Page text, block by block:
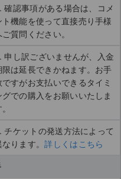
確認事項がある場合は、コメ
ト機能を使って直接売り手様
ご質問ください。
申し訳ございませんが、入金
限は延長できかねます。お手
ですがお支払いできるタイミ
グでの購入をお願いいたしま
チケットの発送方法によって
なります。詳しくはこちら